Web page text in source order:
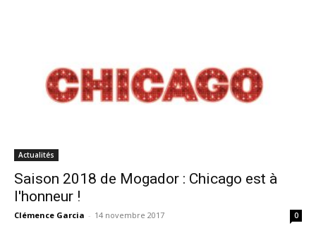
Actualités
Saison 2018 de Mogador : Chicago est à
l'honneur !
Clémence Garcia - 14 novembre 2017 0